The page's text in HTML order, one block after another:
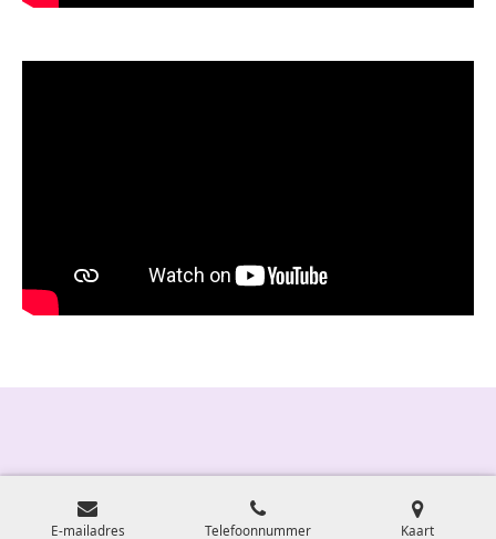
E-mailadres Telefoonnummer Kaart